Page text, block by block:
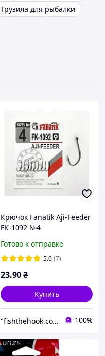
Грузила для рыбалки
Крючок Fanatik Aji-Feeder
FK-1092 №4
Готово к отправке
5.0 (7)
23.90₴
Купить
"fishthehook.com.ua" Интернет - магазин все для рыбалки 100%